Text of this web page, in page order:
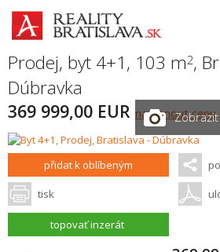
Prodej, byt 4+1, 103 m2,
Dúbravka
369 999,00 EUR navrhnout cenu
přidat k oblíbeným
tisk
topovať inzerát